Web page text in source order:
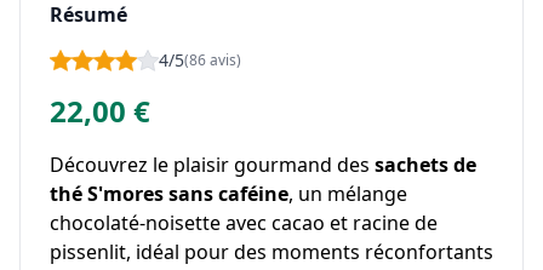
Résumé
4/5(86 avis)
22,00 €
Découvrez le plaisir gourmand des sachets de
thé S'mores sans caféine, un mélange
chocolaté-noisette avec cacao et racine de
pissenlit, idéal pour des moments réconfortants